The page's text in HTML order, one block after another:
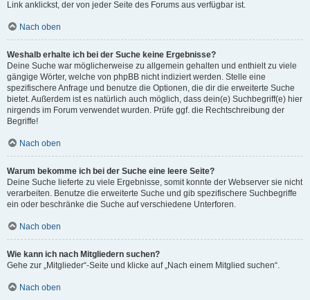
Link anklickst, der von jeder Seite des Forums aus verfügbar ist.
Nach oben
Weshalb erhalte ich bei der Suche keine Ergebnisse?
Deine Suche war möglicherweise zu allgemein gehalten und enthielt zu viele
gängige Wörter, welche von phpBB nicht indiziert werden. Stelle eine
spezifischere Anfrage und benutze die Optionen, die dir die erweiterte Suche
bietet. Außerdem ist es natürlich auch möglich, dass dein(e) Suchbegriff(e) hier
nirgends im Forum verwendet wurden. Prüfe ggf. die Rechtschreibung der
Begriffe!
Nach oben
Warum bekomme ich bei der Suche eine leere Seite?
Deine Suche lieferte zu viele Ergebnisse, somit konnte der Webserver sie nicht
verarbeiten. Benutze die erweiterte Suche und gib spezifischere Suchbegriffe
ein oder beschränke die Suche auf verschiedene Unterforen.
Nach oben
Wie kann ich nach Mitgliedern suchen?
Gehe zur „Mitglieder“-Seite und klicke auf „Nach einem Mitglied suchen“.
Nach oben